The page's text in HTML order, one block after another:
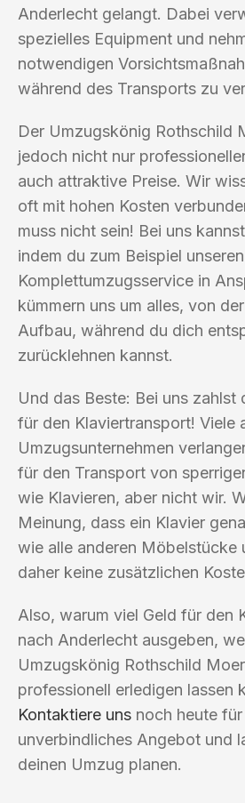
Anderlecht gelangt. Dabei
spezielles Equipment und
notwendigen
während des Transports zu
Der Umzugskönig Rothschild
jedoch nicht nur
auch attraktive Preise. Wir
oft mit hohen Kosten
muss nicht sein! Bei uns
indem du zum Beispiel
Komplettumzugsservice in
kümmern uns um alles, von
Aufbau, während du dich
zurücklehnen kannst.
Und das Beste: Bei uns zahlst
für den Klaviertransport! Viele
Umzugsunternehmen
für den Transport von
wie Klavieren, aber nicht wir.
Meinung, dass ein Klavier
wie alle anderen Möbelstücke
daher keine zusätzlichen
Also, warum viel Geld für den
nach Anderlecht ausgeben,
Umzugskönig Rothschild
professionell erledigen lassen
Kontaktiere uns noch heute für
unverbindliches Angebot und
deinen Umzug planen.